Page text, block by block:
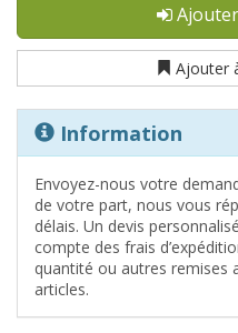
Ajouter
Information
Envoyez-nous votre
de votre part, nous vous
délais. Un devis
compte des frais
quantité ou autres remises
articles.